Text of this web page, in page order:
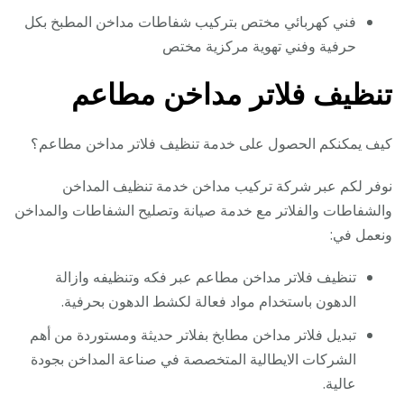
فني كهربائي مختص بتركيب شفاطات مداخن المطبخ بكل
حرفية وفني تهوية مركزية مختص
تنظيف فلاتر مداخن مطاعم
كيف يمكنكم الحصول على خدمة تنظيف فلاتر مداخن مطاعم؟
نوفر لكم عبر شركة تركيب مداخن خدمة تنظيف المداخن
والشفاطات والفلاتر مع خدمة صيانة وتصليح الشفاطات والمداخن
ونعمل في:
تنظيف فلاتر مداخن مطاعم عبر فكه وتنظيفه وازالة
الدهون باستخدام مواد فعالة لكشط الدهون بحرفية.
تبديل فلاتر مداخن مطابخ بفلاتر حديثة ومستوردة من أهم
الشركات الايطالية المتخصصة في صناعة المداخن بجودة
عالية.